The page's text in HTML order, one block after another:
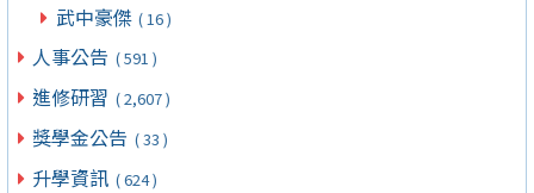
武中豪傑 ( 16 )
人事公告 ( 591 )
進修研習 ( 2,607 )
獎學金公告 ( 33 )
升學資訊 ( 624 )